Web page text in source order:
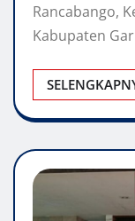
Rancabango,
Kabupaten